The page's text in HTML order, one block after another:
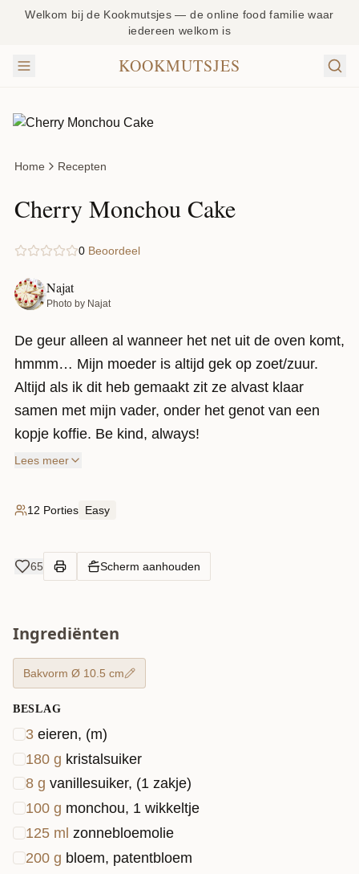
Welkom bij de Kookmutsjes — de online food familie waar
iedereen welkom is
KOOKMUTSJES
Home Recepten
Cherry Monchou Cake
0 Beoordeel
Najat
Photo by Najat
De geur alleen al wanneer het net uit de oven komt,
hmmm… Mijn moeder is altijd gek op zoet/zuur.
Altijd als ik dit heb gemaakt zit ze alvast klaar
samen met mijn vader, onder het genot van een
kopje koffie. Be kind, always!
Lees meer
12 Porties Easy
65 Scherm aanhouden
Ingrediënten
Bakvorm Ø 10.5 cm
BESLAG
3 eieren, (m)
180 g kristalsuiker
8 g vanillesuiker, (1 zakje)
100 g monchou, 1 wikkeltje
125 ml zonnebloemolie
200 g bloem, patentbloem